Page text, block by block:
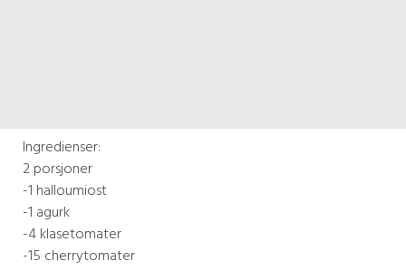
Ingredienser:
2 porsjoner
-1 halloumiost
-1 agurk
-4 klasetomater
-15 cherrytomater